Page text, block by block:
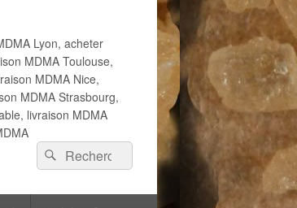
Lyon, acheter
MDMA Toulouse,
MDMA Nice,
MDMA Strasbourg,
livraison MDMA
Recherche :
Rechercher